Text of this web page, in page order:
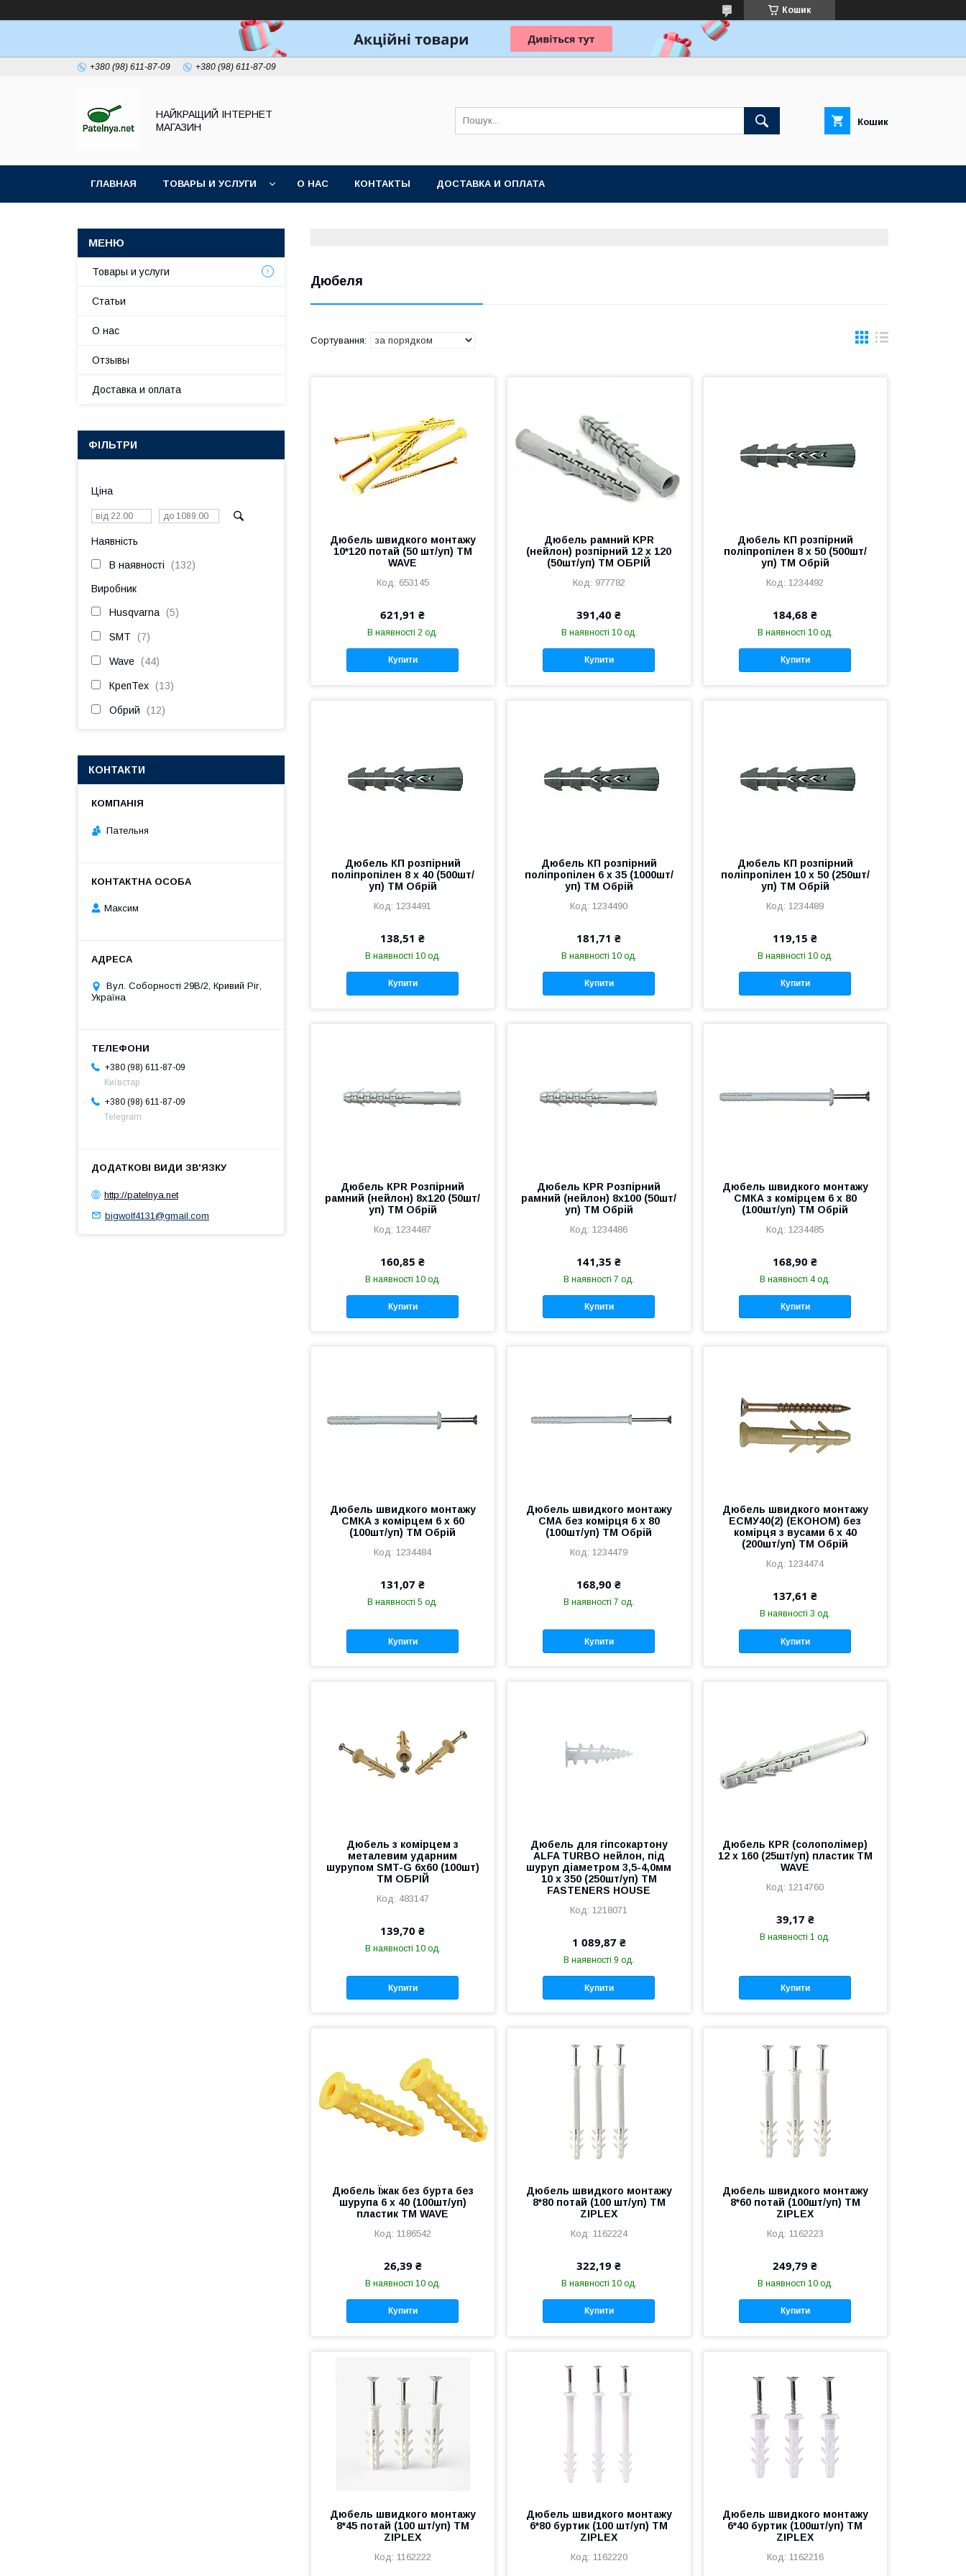
Кошик
+380 (98) 611-87-09 +380 (98) 611-87-09
НАЙКРАЩИЙ ІНТЕРНЕТ
МАГАЗИН
Кошик
ГЛАВНАЯ ТОВАРЫ И УСЛУГИ О НАС КОНТАКТЫ ДОСТАВКА И ОПЛАТА
Дюбеля
Дюбель швидкого монтажу
10*120 потай (50 шт/уп) ТМ
WAVE
653145
621,91 ₴
В наявності 2 од.
Купити
Дюбель рамний KPR
(нейлон) розпірний 12 х 120
(50шт/уп) ТМ ОБРІЙ
977782
391,40 ₴
В наявності 10 од.
Купити
Дюбель КП розпiрний
полiпропiлен 8 х 50 (500шт/
уп) ТМ Обрій
1234492
184,68 ₴
В наявності 10 од.
Купити
Дюбель КП розпiрний
полiпропiлен 8 х 40 (500шт/
уп) ТМ Обрій
1234491
138,51 ₴
В наявності 10 од.
Купити
Дюбель КП розпiрний
полiпропiлен 6 х 35 (1000шт/
уп) ТМ Обрій
1234490
181,71 ₴
В наявності 10 од.
Купити
Дюбель КП розпiрний
полiпропiлен 10 х 50 (250шт/
уп) ТМ Обрій
1234489
119,15 ₴
В наявності 10 од.
Купити
Дюбель КРR Розпiрний
рамний (нейлон) 8х120 (50шт/
уп) ТМ Обрій
1234487
160,85 ₴
В наявності 10 од.
Купити
Дюбель КРR Розпiрний
рамний (нейлон) 8х100 (50шт/
уп) ТМ Обрій
1234486
141,35 ₴
В наявності 7 од.
Купити
Дюбель швидкого монтажу
СМКА з комiрцем 6 х 80
(100шт/уп) ТМ Обрій
1234485
168,90 ₴
В наявності 4 од.
Купити
Дюбель швидкого монтажу
СМКА з комiрцем 6 х 60
(100шт/уп) ТМ Обрій
1234484
131,07 ₴
В наявності 5 од.
Купити
Дюбель швидкого монтажу
СМА без комiрця 6 х 80
(100шт/уп) ТМ Обрій
1234479
168,90 ₴
В наявності 7 од.
Купити
Дюбель швидкого монтажу
ЕСМУ40(2) (ЕКОНОМ) без
комiрця з вусами 6 х 40
(200шт/уп) ТМ Обрій
1234474
137,61 ₴
В наявності 3 од.
Купити
Дюбель з комірцем з
металевим ударним
шурупом SMT-G 6x60 (100шт)
ТМ ОБРІЙ
483147
139,70 ₴
В наявності 10 од.
Купити
Дюбель для гіпсокартону
ALFA TURBO нейлон, під
шуруп діаметром 3,5-4,0мм
10 х 350 (250шт/уп) ТМ
FASTENERS HOUSE
1218071
1 089,87 ₴
В наявності 9 од.
Купити
Дюбель КРR (солополімер)
12 х 160 (25шт/уп) пластик ТМ
WAVE
1214760
39,17 ₴
В наявності 1 од.
Купити
Дюбель Їжак без бурта без
шурупа 6 х 40 (100шт/уп)
пластик ТМ WAVE
1186542
26,39 ₴
В наявності 10 од.
Купити
Дюбель швидкого монтажу
8*80 потай (100 шт/уп) ТМ
ZIPLEX
1162224
322,19 ₴
В наявності 10 од.
Купити
Дюбель швидкого монтажу
8*60 потай (100шт/уп) ТМ
ZIPLEX
1162223
249,79 ₴
В наявності 10 од.
Купити
Дюбель швидкого монтажу
8*45 потай (100 шт/уп) ТМ
ZIPLEX
1162222
Дюбель швидкого монтажу
6*80 буртик (100 шт/уп) ТМ
ZIPLEX
1162220
Дюбель швидкого монтажу
6*40 буртик (100шт/уп) ТМ
ZIPLEX
1162216
Товары и услуги
Статьи
О нас
Отзывы
Доставка и оплата
ФІЛЬТРИ
Ціна
Наявність
В наявності 132
Виробник
Husqvarna 5
SMT 7
Wave 44
КрепТех 13
Обрий 12
КОНТАКТИ
Пательня
Максим
Вул. Соборності 29В/2, Кривий Ріг,
Україна
+380 (98) 611-87-09
Київстар
+380 (98) 611-87-09
Telegram
http://patelnya.net
bigwolf4131@gmail.com